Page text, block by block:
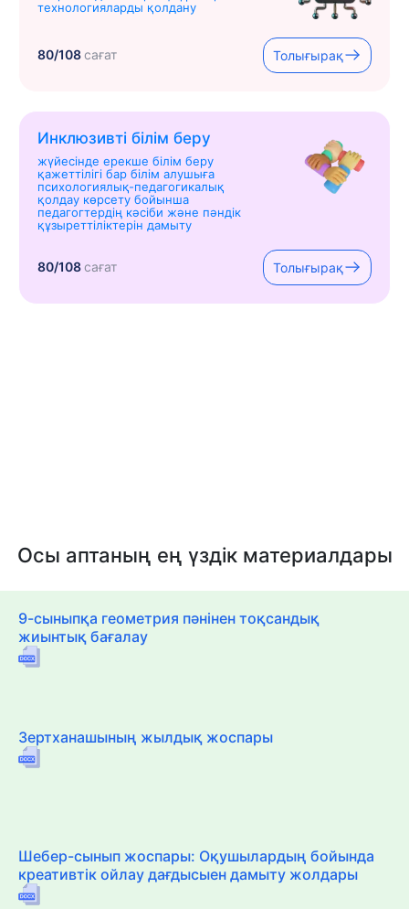
технологияларды қолдану
80/108сағат Толығырақ
Инклюзивті білім беру
жүйесінде ерекше білім беру
қажеттілігі бар білім алушыға
психологиялық-педагогикалық
қолдау көрсету бойынша
педагогтердің кәсіби және пәндік
құзыреттіліктерін дамыту
80/108сағат Толығырақ
Осы аптаның ең үздік материалдары
9-сыныпқа геометрия пәнінен тоқсандық
жиынтық бағалау
Зертханашының жылдық жоспары
Шебер-сынып жоспары: Оқушылардың бойында
креативтік ойлау дағдысыен дамыту жолдары